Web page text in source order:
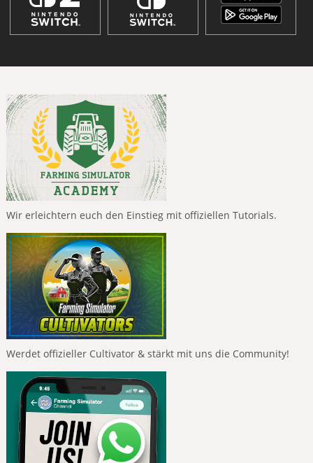
Wir erleichtern euch den Einstieg mit offiziellen Tutorials.
Werdet offizieller Cultivator & stärkt mit uns die Community!